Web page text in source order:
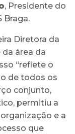
, Presidente do
Braga.
Diretora da
área da
“reflete o
de todos os
conjunto,
permitiu a
e a
que